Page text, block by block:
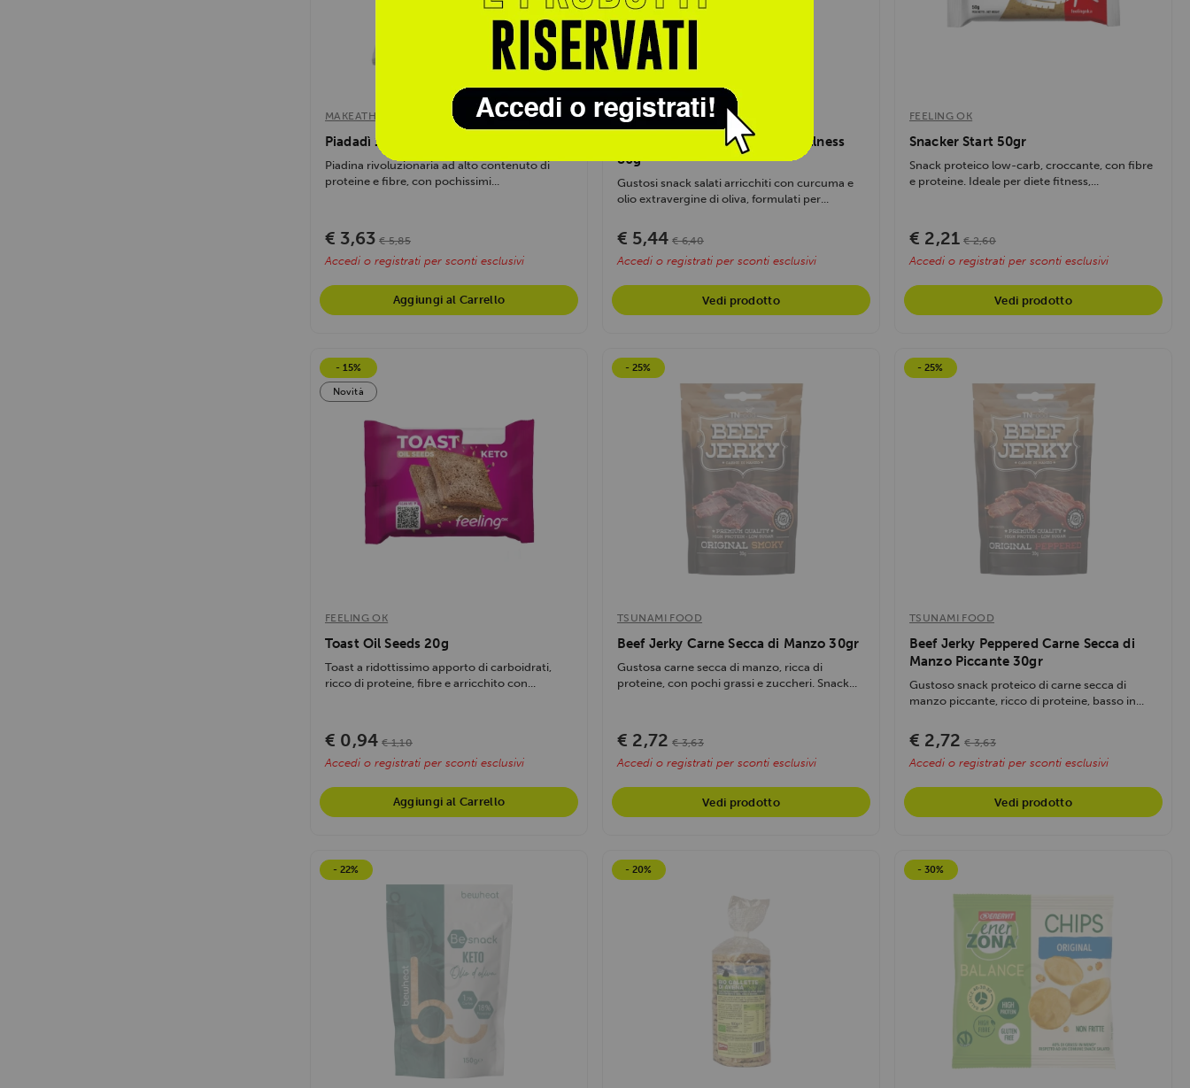
MAKEATHEALTHY
Piadadì 100g
Piadina rivoluzionaria ad alto contenuto di
proteine e fibre, con pochissimi...
€ 3,63 € 5,85
Accedi o registrati per sconti esclusivi
Aggiungi al Carrello
PHARMABIOGEN
Snack Salati Proteici Crock Wellness
80g
Gustosi snack salati arricchiti con curcuma e
olio extravergine di oliva, formulati per...
€ 5,44 € 6,40
Accedi o registrati per sconti esclusivi
Vedi prodotto
FEELING OK
Snacker Start 50gr
Snack proteico low-carb, croccante, con fibre
e proteine. Ideale per diete fitness,...
€ 2,21 € 2,60
Accedi o registrati per sconti esclusivi
Vedi prodotto
- 15%
Novità
FEELING OK
Toast Oil Seeds 20g
Toast a ridottissimo apporto di carboidrati,
ricco di proteine, fibre e arricchito con...
€ 0,94 € 1,10
Accedi o registrati per sconti esclusivi
Aggiungi al Carrello
- 25%
TSUNAMI FOOD
Beef Jerky Carne Secca di Manzo 30gr
Gustosa carne secca di manzo, ricca di
proteine, con pochi grassi e zuccheri. Snack...
€ 2,72 € 3,63
Accedi o registrati per sconti esclusivi
Vedi prodotto
- 25%
TSUNAMI FOOD
Beef Jerky Peppered Carne Secca di
Manzo Piccante 30gr
Gustoso snack proteico di carne secca di
manzo piccante, ricco di proteine, basso in...
€ 2,72 € 3,63
Accedi o registrati per sconti esclusivi
Vedi prodotto
- 22% - 20% - 30%